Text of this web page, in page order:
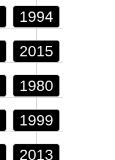
1994
2015
1980
1999
2013